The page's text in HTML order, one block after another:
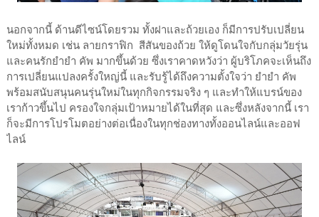
นอกจากนี้ ด้านดีไซน์โดยรวม ทั้งฝาและถ้วยเอง ก็มีการปรับเปลี่ยน
ใหม่ทั้งหมด เช่น ลายกราฟิก สีสันของถ้วย ให้ดูโดนใจกับกลุ่มวัยรุ่น
และคนรักยำยำ คัพ มากขึ้นด้วย ซึ่งเราคาดหวังว่า ผู้บริโภคจะเห็นถึง
การเปลี่ยนแปลงครั้งใหญ่นี้ และรับรู้ได้ถึงความตั้งใจว่า ยำยำ คัพ
พร้อมสนับสนุนคนรุ่นใหม่ในทุกกิจกรรมจริง ๆ และทำให้แบรน์ของ
เราก้าวขึ้นไป ครองใจกลุ่มเป้าหมายได้ในที่สุด และซึ่งหลังจากนี้ เรา
ก็จะมีการโปรโมตอย่างต่อเนื่องในทุกช่องทางทั้งออนไลน์และออฟ
ไลน์